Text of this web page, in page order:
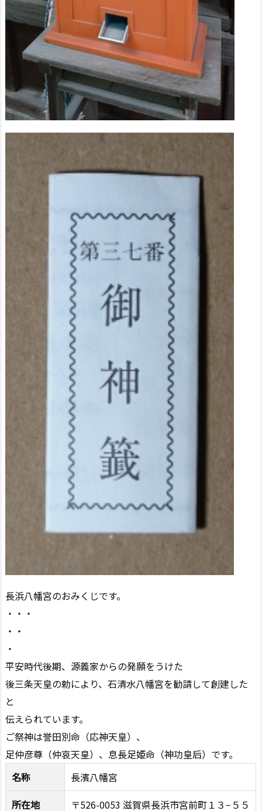
長浜八幡宮のおみくじです。
・・・
・・
・
平安時代後期、源義家からの発願をうけた
後三条天皇の勅により、石清水八幡宮を勧請して創建した
と
伝えられています。
ご祭神は誉田別命（応神天皇）、
足仲彦尊（仲哀天皇）、息長足姫命（神功皇后）です。
名称
長濱八幡宮
所在地
〒526-0053 滋賀県長浜市宮前町１３−５５